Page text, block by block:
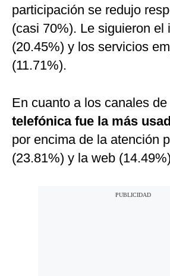
participación se redujo
(casi 70%). Le siguieron el
(20.45%) y los servicios
(11.71%).
En cuanto a los canales
telefónica fue la más
por encima de la atención
(23.81%) y la web